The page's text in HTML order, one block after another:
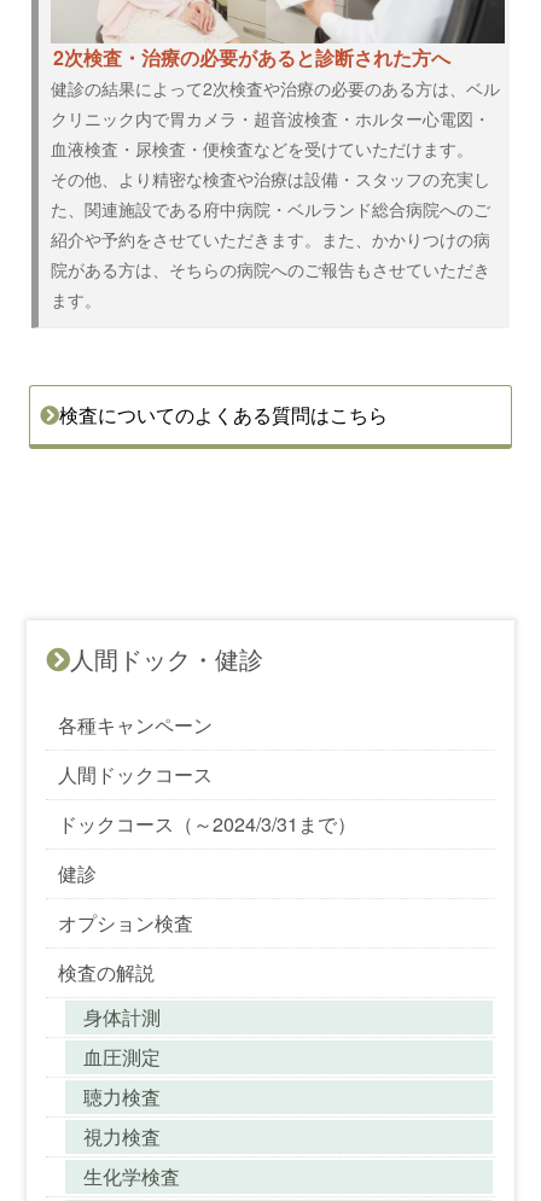
2次検査・治療の必要があると診断された方へ
健診の結果によって2次検査や治療の必要のある方は、ベル
クリニック内で胃カメラ・超音波検査・ホルター心電図・
血液検査・尿検査・便検査などを受けていただけます。
その他、より精密な検査や治療は設備・スタッフの充実し
た、関連施設である府中病院・ベルランド総合病院へのご
紹介や予約をさせていただきます。また、かかりつけの病
院がある方は、そちらの病院へのご報告もさせていただき
ます。
検査についてのよくある質問はこちら
人間ドック・健診
各種キャンペーン
人間ドックコース
ドックコース（～2024/3/31まで）
健診
オプション検査
検査の解説
身体計測
血圧測定
聴力検査
視力検査
生化学検査